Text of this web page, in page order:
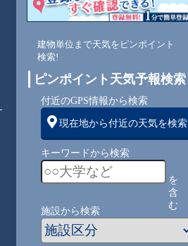
建物単位まで天気をピンポイント
検索!
ピンポイント天気予報検索
付近のGPS情報から検索
現在地から付近の天気を検索
キーワードから検索
を
含
む
施設から検索